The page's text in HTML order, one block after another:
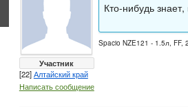
Участник
[22]Алтайский край
Написать сообщение
Кто-нибудь
Spacio NZE121 - 1.5л, FF,